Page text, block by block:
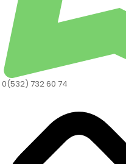
0(532) 732 60 74